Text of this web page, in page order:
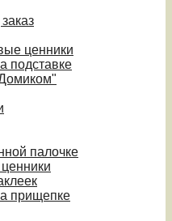
ценники
подставке
палочке
прищепке